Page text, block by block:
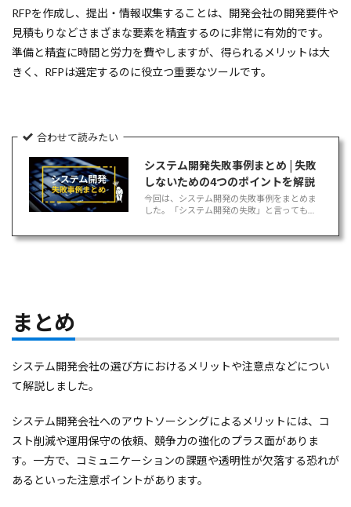
RFPを作成し、提出・情報収集することは、開発会社の開発要件や
見積もりなどさまざまな要素を精査するのに非常に有効的です。
準備と精査に時間と労力を費やしますが、得られるメリットは大
きく、RFPは選定するのに役立つ重要なツールです。
合わせて読みたい
システム開発失敗事例まとめ | 失敗
しないための4つのポイントを解説
今回は、システム開発の失敗事例をまとめま
した。「システム開発の失敗」と言っても、
て消去されたシステムなど様々です。 この記
まとめ
システム開発会社の選び方におけるメリットや注意点などについ
て解説しました。
システム開発会社へのアウトソーシングによるメリットには、コ
スト削減や運用保守の依頼、競争力の強化のプラス面がありま
す。一方で、コミュニケーションの課題や透明性が欠落する恐れが
あるといった注意ポイントがあります。